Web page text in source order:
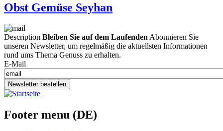
Obst Gemüse Seyhan
Description Bleiben Sie auf dem LaufendenAbonnieren Sie
unseren Newsletter, um regelmäßig die aktuellsten Informationen
rund ums Thema Genuss zu erhalten.
E-Mail
Newsletter bestellen
Footer menu (DE)